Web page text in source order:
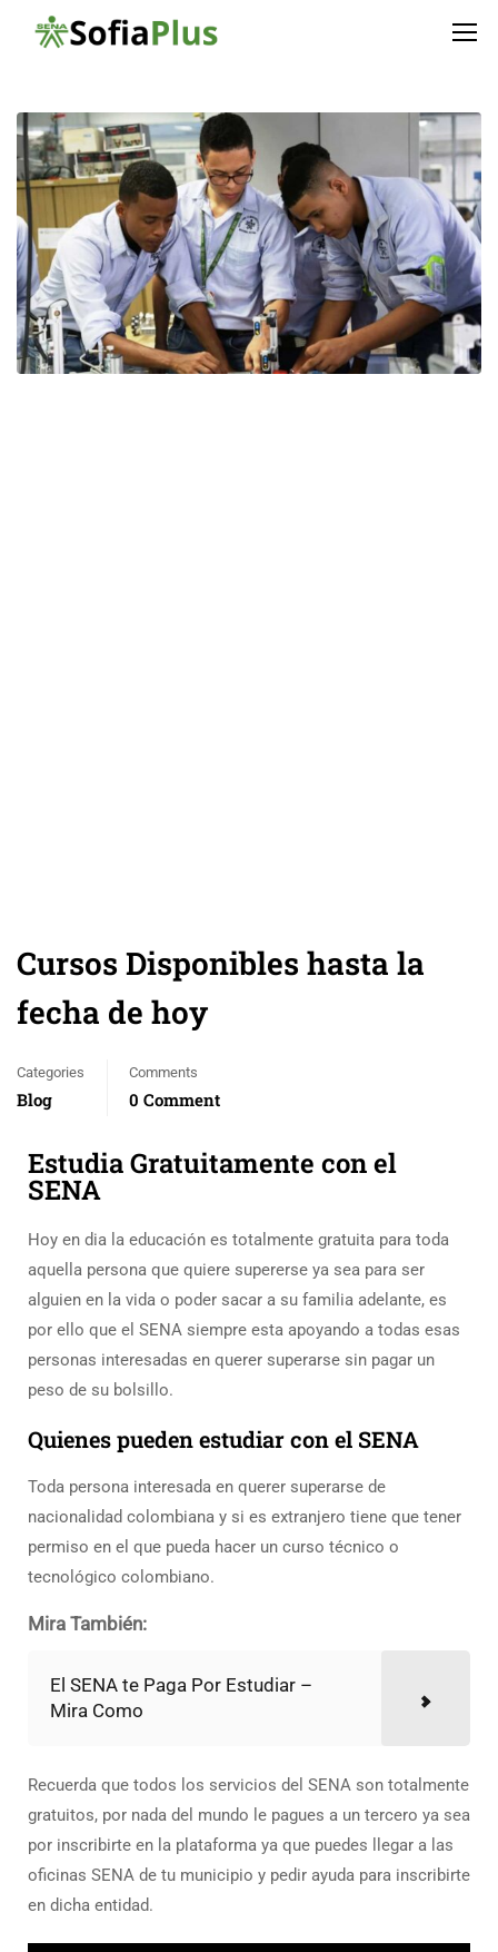
Cursos Disponibles hasta la
fecha de hoy
Categories
Blog
Comments
0 Comment
Estudia Gratuitamente con el
SENA
Hoy en dia la educación es totalmente gratuita para toda
aquella persona que quiere supererse ya sea para ser
alguien en la vida o poder sacar a su familia adelante, es
por ello que el SENA siempre esta apoyando a todas esas
personas interesadas en querer superarse sin pagar un
peso de su bolsillo.
Quienes pueden estudiar con el SENA
Toda persona interesada en querer superarse de
nacionalidad colombiana y si es extranjero tiene que tener
permiso en el que pueda hacer un curso técnico o
tecnológico colombiano.
Mira También:
El SENA te Paga Por Estudiar –
Mira Como
Recuerda que todos los servicios del SENA son totalmente
gratuitos, por nada del mundo le pagues a un tercero ya sea
por inscribirte en la plataforma ya que puedes llegar a las
oficinas SENA de tu municipio y pedir ayuda para inscribirte
en dicha entidad.